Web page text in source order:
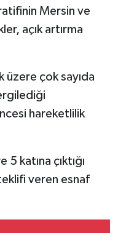
Mersin ve
açık artırma
üzere çok sayıda
hareketlilik
katına çıktığı
veren esnaf